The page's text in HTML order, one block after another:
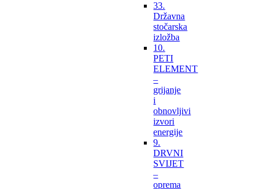
33.
Državna
stočarska
izložba
10.
PETI
ELEMENT
–
grijanje
i
obnovljivi
izvori
energije
9.
DRVNI
SVIJET
–
oprema